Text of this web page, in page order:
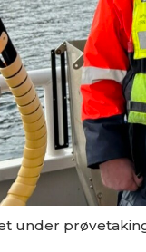
under